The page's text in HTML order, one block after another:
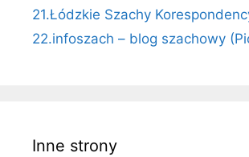
21.Łódzkie Szachy
22.infoszach – blog szachowy
Inne strony